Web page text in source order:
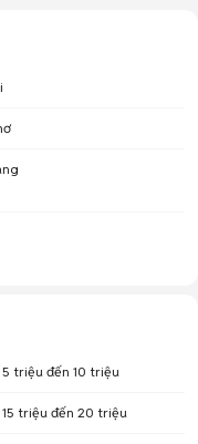
5 triệu đến 10 triệu
15 triệu đến 20 triệu